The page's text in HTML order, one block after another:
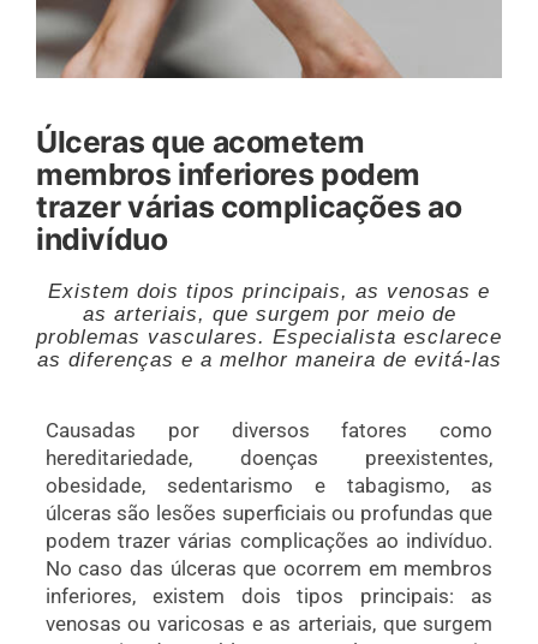
Úlceras que acometem
membros inferiores podem
trazer várias complicações ao
indivíduo
Existem dois tipos principais, as venosas e
as arteriais, que surgem por meio de
problemas vasculares. Especialista esclarece
as diferenças e a melhor maneira de evitá-las
Causadas por diversos fatores como
hereditariedade, doenças preexistentes,
obesidade, sedentarismo e tabagismo, as
úlceras são lesões superficiais ou profundas que
podem trazer várias complicações ao indivíduo.
No caso das úlceras que ocorrem em membros
inferiores, existem dois tipos principais: as
venosas ou varicosas e as arteriais, que surgem